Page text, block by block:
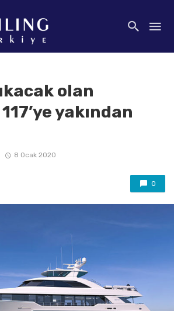
olan
yakından
8 Ocak 2020
0